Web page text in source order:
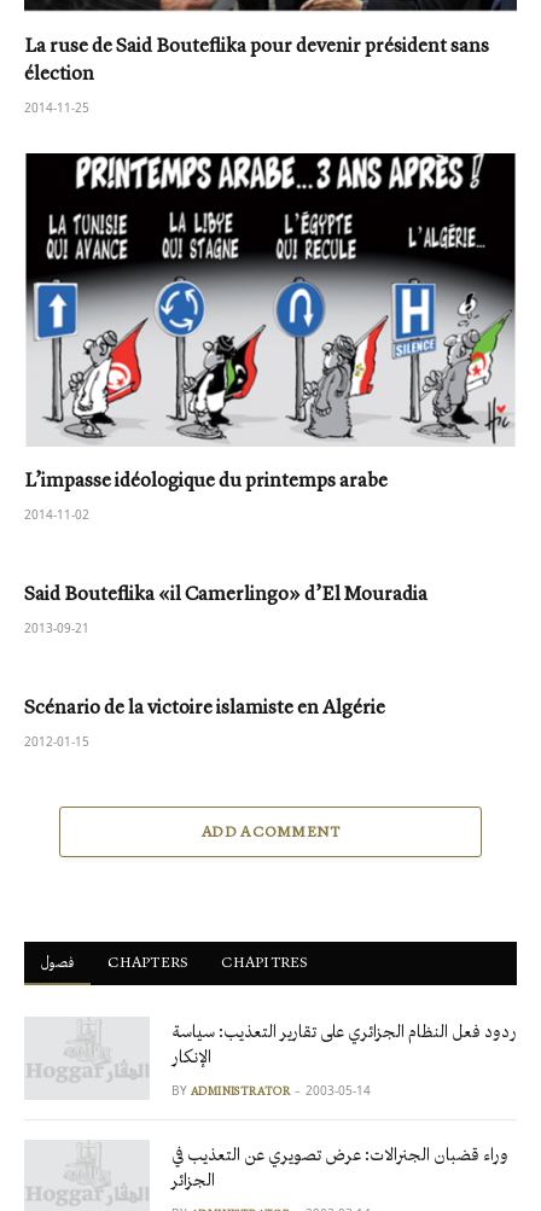
La ruse de Said Bouteflika pour devenir président sans
élection
2014-11-25
L’impasse idéologique du printemps arabe
2014-11-02
Said Bouteflika «il Camerlingo» d’El Mouradia
2013-09-21
Scénario de la victoire islamiste en Algérie
2012-01-15
ADD A COMMENT
فصول ْCHAPTERS CHAPITRES
ردود فعل النظام الجزائري على تقارير التعذيب: سياسة
الإنكار
BY ADMINISTRATOR 2003-05-14
وراء قضبان الجنرالات: عرض تصويري عن التعذيب في
الجزائر